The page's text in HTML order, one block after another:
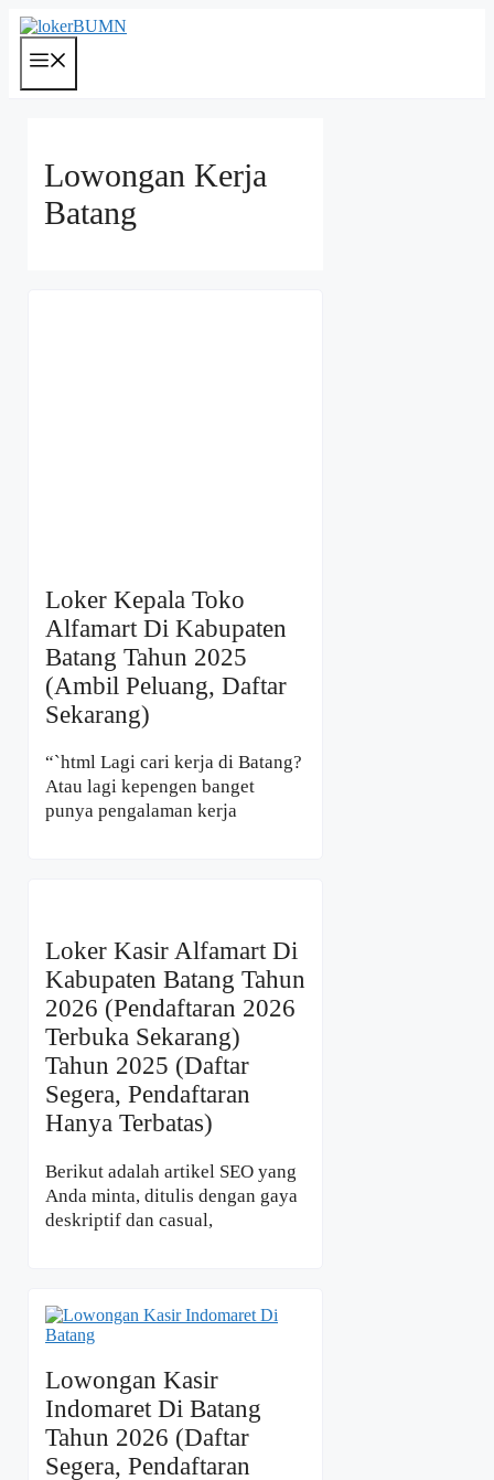
Langsung
ke
Lowongan Kerja
Batang
Loker Kepala Toko
Alfamart Di Kabupaten
Batang Tahun 2025
(Ambil Peluang, Daftar
Sekarang)
“`html Lagi cari kerja di Batang?
Atau lagi kepengen banget
punya pengalaman kerja
Loker Kasir Alfamart Di
Kabupaten Batang Tahun
2026 (Pendaftaran 2026
Terbuka Sekarang)
Tahun 2025 (Daftar
Segera, Pendaftaran
Hanya Terbatas)
Berikut adalah artikel SEO yang
Anda minta, ditulis dengan gaya
deskriptif dan casual,
Lowongan Kasir
Indomaret Di Batang
Tahun 2026 (Daftar
Segera, Pendaftaran